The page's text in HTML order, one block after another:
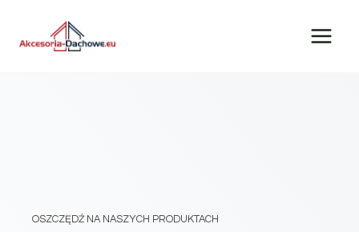
OSZCZĘDŹ NA NASZYCH PRODUKTACH